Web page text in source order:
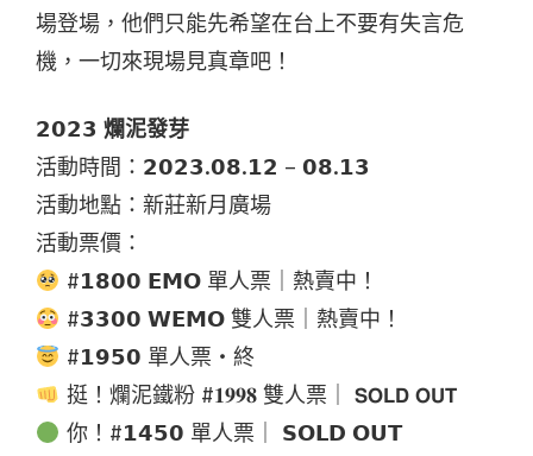
場登場，他們只能先希望在台上不要有失言危
機，一切來現場見真章吧！
𝟮𝟬𝟮𝟯 爛泥發芽
活動時間：𝟮𝟬𝟮𝟯.𝟬𝟴.𝟭𝟮 – 𝟬𝟴.𝟭𝟯
活動地點：新莊新月廣場
活動票價：
#𝟭𝟴𝟬𝟬 𝗘𝗠𝗢 單人票｜熱賣中！
#𝟯𝟯𝟬𝟬 𝗪𝗘𝗠𝗢 雙人票｜熱賣中！
#𝟭𝟵𝟱𝟬 單人票・終
挺！爛泥鐵粉 #𝟏𝟗𝟗𝟖 雙人票｜ 𝗦𝗢𝗟𝗗 𝗢𝗨𝗧
你！#𝟭𝟰𝟱𝟬 單人票｜ 𝗦𝗢𝗟𝗗 𝗢𝗨𝗧